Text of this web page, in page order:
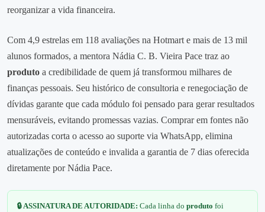
reorganizar a vida financeira.
Com 4,9 estrelas em 118 avaliações na Hotmart e mais de 13 mil
alunos formados, a mentora Nádia C. B. Vieira Pace traz ao
produto a credibilidade de quem já transformou milhares de
finanças pessoais. Seu histórico de consultoria e renegociação de
dívidas garante que cada módulo foi pensado para gerar resultados
mensuráveis, evitando promessas vazias. Comprar em fontes não
autorizadas corta o acesso ao suporte via WhatsApp, elimina
atualizações de conteúdo e invalida a garantia de 7 dias oferecida
diretamente por Nádia Pace.
🔒 ASSINATURA DE AUTORIDADE: Cada linha do produto foi